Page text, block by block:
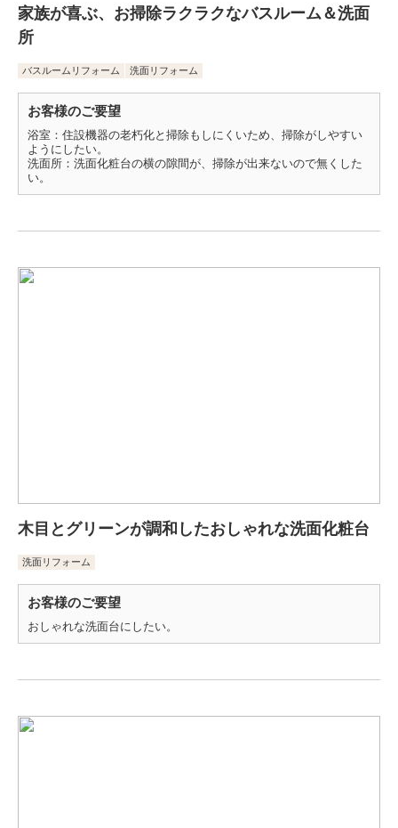
家族が喜ぶ、お掃除ラクラクなバスルーム＆洗面
所
バスルームリフォーム 洗面リフォーム
お客様のご要望
浴室：住設機器の老朽化と掃除もしにくいため、掃除がしやすい
ようにしたい。
洗面所：洗面化粧台の横の隙間が、掃除が出来ないので無くした
い。
木目とグリーンが調和したおしゃれな洗面化粧台
洗面リフォーム
お客様のご要望
おしゃれな洗面台にしたい。